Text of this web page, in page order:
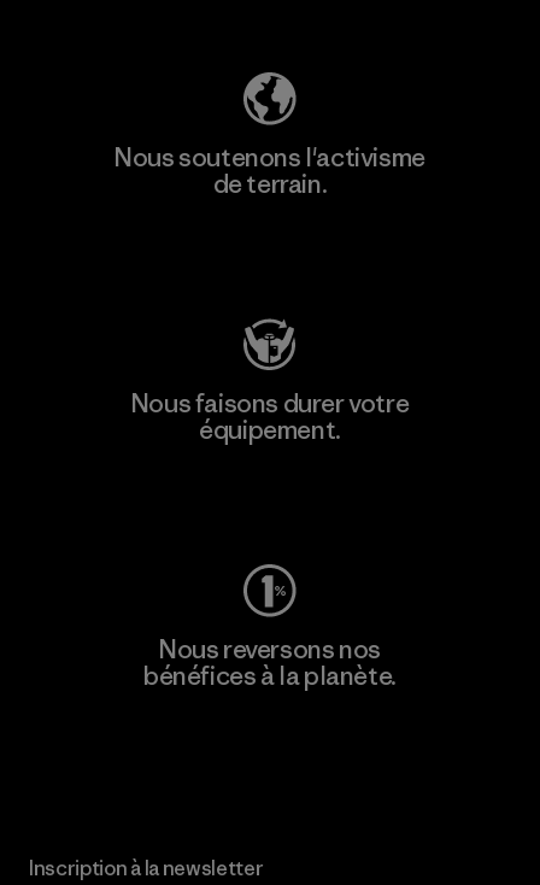
Nous soutenons l'activisme
de terrain.
Nous faisons durer votre
équipement.
Nous reversons nos
bénéfices à la planète.
Inscription à la newsletter